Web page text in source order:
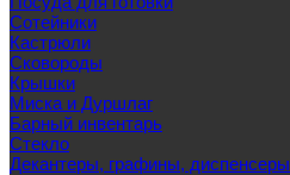
Сотейники
Кастрюли
Сковороды
Крышки
Миска и Дуршлаг
Барный инвентарь
Стекло
Декантеры, графины, диспенсеры